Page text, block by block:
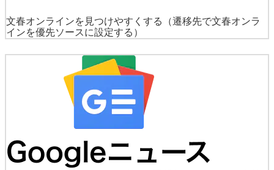
文春オンラインを見つけやすくする
（遷移先で文春オンラ
インを優先ソースに設定する）